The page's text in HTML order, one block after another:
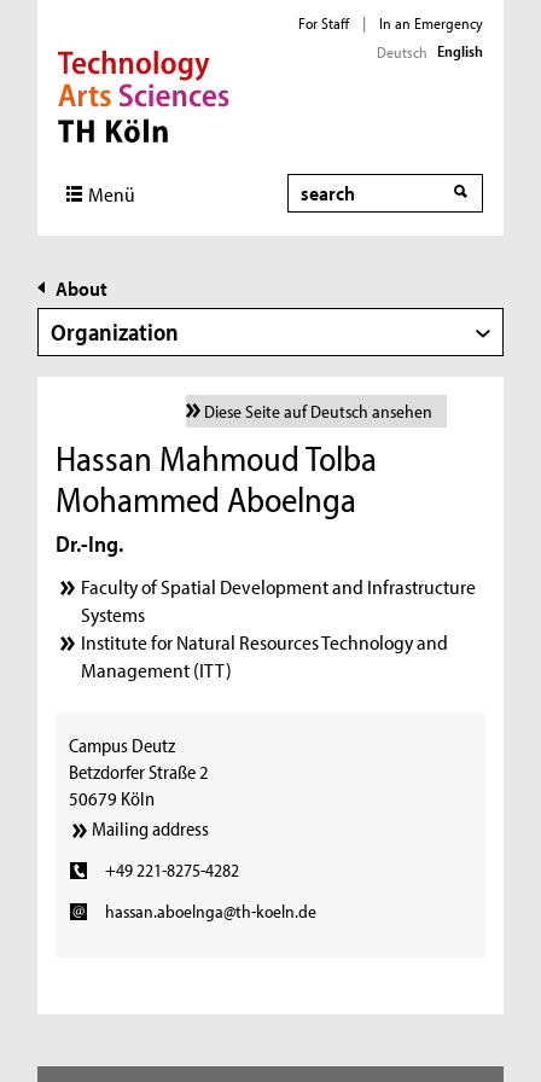
Direkt zur Hauptnavigation
Direkt zur Subnavigation
Direkt zum Inhalt
Direkt zum Fußbereich
For Staff |
In an Emergency
Deutsch English
Menü Search
About
Organization
Diese Seite auf Deutsch ansehen
Hassan Mahmoud Tolba
Mohammed Aboelnga
Dr.-Ing.
Faculty of Spatial Development and Infrastructure
Systems
Institute for Natural Resources Technology and
Management (ITT)
Campus Deutz
Betzdorfer Straße 2
50679 Köln
Mailing address
+49 221-8275-4282
hassan.aboelnga@th-koeln.de